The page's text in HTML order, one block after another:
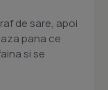
de sare, apoi
pana ce
si se